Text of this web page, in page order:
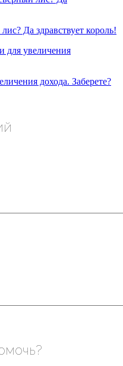
Да здравствует король!
дохода. Заберете?